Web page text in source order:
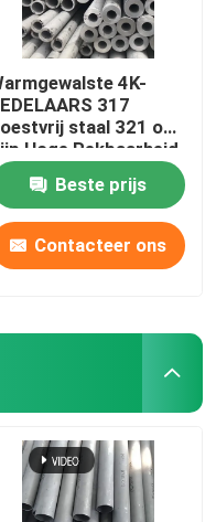
4K-
317
staal 321 om
Hoge Rekbaarheid
DIN
Beste prijs
Contacteer ons